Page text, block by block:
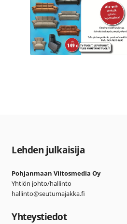
Lehden julkaisija
Pohjanmaan Viitosmedia Oy
Yhtiön johto/hallinto
hallinto@seutumajakka.fi
Yhteystiedot